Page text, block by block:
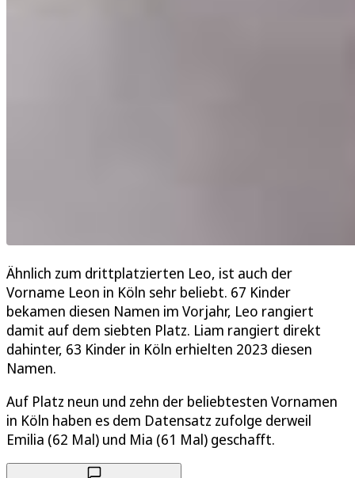
Ähnlich zum drittplatzierten Leo, ist auch der
Vorname Leon in Köln sehr beliebt. 67 Kinder
bekamen diesen Namen im Vorjahr, Leo rangiert
damit auf dem siebten Platz. Liam rangiert direkt
dahinter, 63 Kinder in Köln erhielten 2023 diesen
Namen.
Auf Platz neun und zehn der beliebtesten Vornamen
in Köln haben es dem Datensatz zufolge derweil
Emilia (62 Mal) und Mia (61 Mal) geschafft.